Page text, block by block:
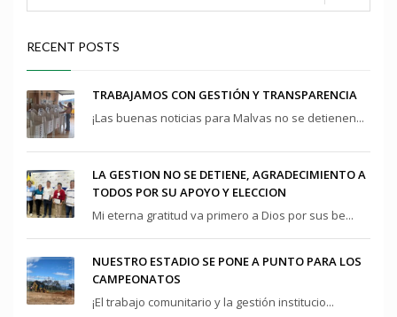
RECENT POSTS
TRABAJAMOS CON GESTIÓN Y TRANSPARENCIA
¡Las buenas noticias para Malvas no se detienen...
LA GESTION NO SE DETIENE, AGRADECIMIENTO A
TODOS POR SU APOYO Y ELECCION
Mi eterna gratitud va primero a Dios por sus be...
NUESTRO ESTADIO SE PONE A PUNTO PARA LOS
CAMPEONATOS
¡El trabajo comunitario y la gestión institucio...